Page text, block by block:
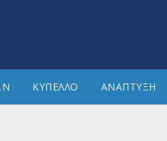
ΚΥΠΕΛΛΟ ΑΝΑΠΤΥΞΗ